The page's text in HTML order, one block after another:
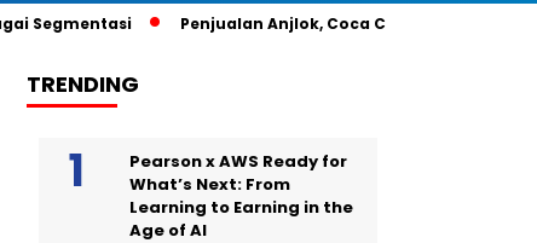
Penjualan Anjlok, Coca Cola Tutup Pabrik di Bali
TRENDING
Pearson x AWS Ready for
What’s Next: From
Learning to Earning in the
Age of AI